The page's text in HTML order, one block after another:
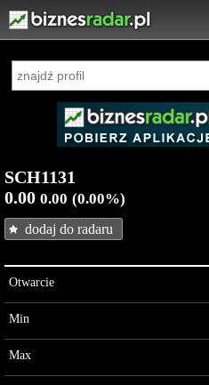
SCH1131
0.00 0.00 (0.00%)
dodaj do radaru
Otwarcie
Min
Max